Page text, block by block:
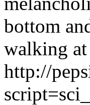
bottom
walking
http://